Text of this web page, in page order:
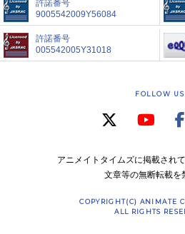
許諾番号
9005542009Y56084
許諾番号
005542005Y31018
FOLLOW US
アニメイトタイムズに掲載され
文章等の無断転載を
COPYRIGHT(C) ANIMATE
ALL RIGHTS